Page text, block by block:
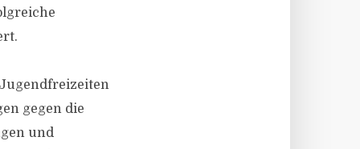
gegen die
und